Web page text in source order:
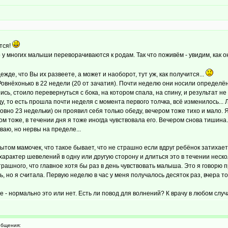
многих малыши переворачиваются к родам. Так что поживём - увидим, как
что Вы их развеете, а может и наоборот, тут уж, как получится...
в 22 недели (20 от зачатия). Почти неделю они носили
стоило перевернуться с бока, на котором спала, на спину, и результат
то есть прошла почти неделя с момента первого толчка, всё изменилось...
23 недельки) он проявил себя только обеду, вечером тоже тихо и мало.
тоже, в течении дня я тоже иногда чувствовала его. Вечером снова
но нервы на пределе...
мамочек, что такое бывает, что не страшно если вдруг ребёнок
шевелений в одну или другую сторону и длиться это в течении
что главное хотя бы раз в день чувствовать малыша. Это я
я считала. Первую неделю в час у меня получалось десяток раз, вчера
нормально это или нет. Есть ли повод для волнений? К врачу в любом